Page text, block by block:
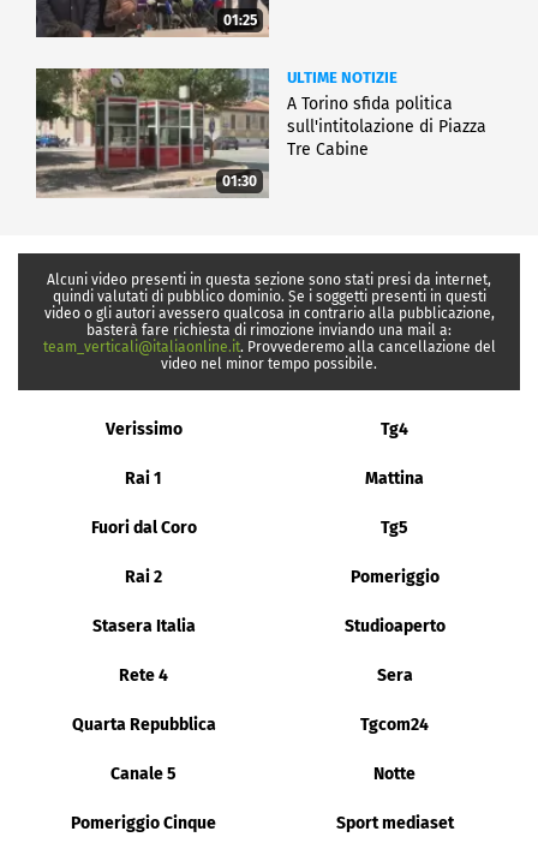
01:25
01:30
ULTIME NOTIZIE
A Torino sfida politica
sull'intitolazione di Piazza
Tre Cabine
Alcuni video presenti in questa sezione sono stati presi da internet,
quindi valutati di pubblico dominio. Se i soggetti presenti in questi
video o gli autori avessero qualcosa in contrario alla pubblicazione,
basterà fare richiesta di rimozione inviando una mail a:
team_verticali@italiaonline.it. Provvederemo alla cancellazione del
video nel minor tempo possibile.
Verissimo Tg4
Rai 1 Mattina
Fuori dal Coro Tg5
Rai 2 Pomeriggio
Stasera Italia Studioaperto
Rete 4 Sera
Quarta Repubblica Tgcom24
Canale 5 Notte
Pomeriggio Cinque Sport mediaset